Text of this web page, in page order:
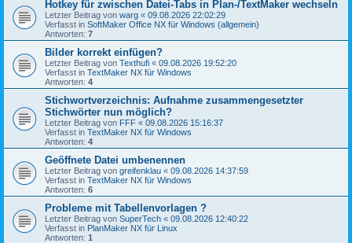
Hotkey für zwischen Datei-Tabs in Plan-/TextMaker wechseln
Letzter Beitrag von warg « 09.08.2026 22:02:29
Verfasst in SoftMaker Office NX für Windows (allgemein)
Antworten: 7
Bilder korrekt einfügen?
Letzter Beitrag von Texthufi « 09.08.2026 19:52:20
Verfasst in TextMaker NX für Windows
Antworten: 4
Stichwortverzeichnis: Aufnahme zusammengesetzter
Stichwörter nun möglich?
Letzter Beitrag von FFF « 09.08.2026 15:16:37
Verfasst in TextMaker NX für Windows
Antworten: 4
Geöffnete Datei umbenennen
Letzter Beitrag von greifenklau « 09.08.2026 14:37:59
Verfasst in TextMaker NX für Windows
Antworten: 6
Probleme mit Tabellenvorlagen ?
Letzter Beitrag von SuperTech « 09.08.2026 12:40:22
Verfasst in PlanMaker NX für Linux
Antworten: 1